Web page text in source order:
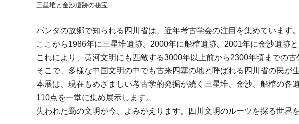
三星堆と金沙遺跡の秘宝
パンダの故郷で知られる四川省は、近年考古学会の注目を集めています
ここから1986年に三星堆遺跡、2000年に船棺遺跡、2001年に金沙遺跡
これにより、黄河文明にも匹敵する3000年以上前から2300年頃までの古
そこで、多様な中国文明の中でも古来四塞の地と呼ばれる四川省の民が
本展は、現在もめざましい考古学的発掘が続く三星堆、金沙、船棺の
110点を一堂に集め展示します。
失われた蜀の文明が今、よみがえります。四川文明のルーツを探る世界